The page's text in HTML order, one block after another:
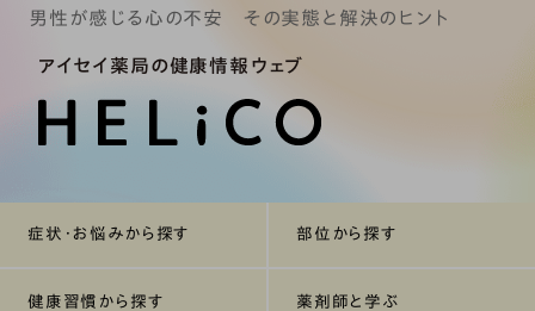
男性が感じる心の不安 その実態と解決のヒント
アイセイ薬局の健康情報ウェブ
症状・お悩みから探す 部位から探す
健康習慣から探す 薬剤師と学ぶ